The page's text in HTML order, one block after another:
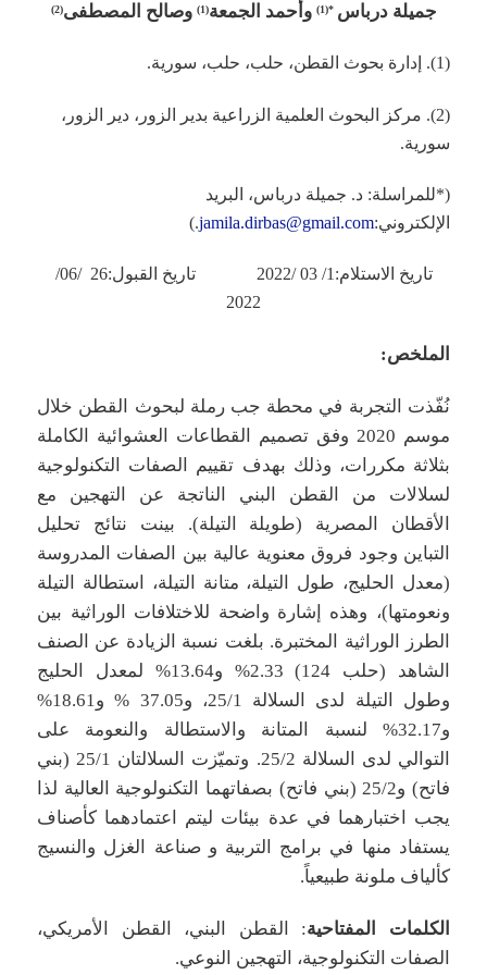
جميلة درباس *(1) وأحمد الجمعة(1) وصالح المصطفى(2)
(1). إدارة بحوث القطن، حلب، حلب، سورية.
(2). مركز البحوث العلمية الزراعية بدير الزور، دير الزور،
سورية.
(*للمراسلة: د. جميلة درباس، البريد
الإلكتروني:jamila.dirbas@gmail.com
.)
تاريخ الاستلام:1/ 03 /2022 تاريخ القبول:26 /06/
2022
الملخص:
نُفّذت التجربة في محطة جب رملة لبحوث القطن خلال
موسم 2020 وفق تصميم القطاعات العشوائية الكاملة
بثلاثة مكررات، وذلك بهدف تقييم الصفات التكنولوجية
لسلالات من القطن البني الناتجة عن التهجين مع
الأقطان المصرية (طويلة التيلة). بينت نتائج تحليل
التباين وجود فروق معنوية عالية بين الصفات المدروسة
(معدل الحليج، طول التيلة، متانة التيلة، استطالة التيلة
ونعومتها)، وهذه إشارة واضحة للاختلافات الوراثية بين
الطرز الوراثية المختبرة. بلغت نسبة الزيادة عن الصنف
الشاهد (حلب 124) 2.33% و13.64% لمعدل الحليج
وطول التيلة لدى السلالة 25/1، و37.05 % و18.61%
و32.17% لنسبة المتانة والاستطالة والنعومة على
التوالي لدى السلالة 25/2. وتميّزت السلالتان 25/1 (بني
فاتح) و25/2 (بني فاتح) بصفاتهما التكنولوجية العالية لذا
يجب اختبارهما في عدة بيئات ليتم اعتمادهما كأصناف
يستفاد منها في برامج التربية و صناعة الغزل والنسيج
كألياف ملونة طبيعياً.
الكلمات المفتاحية: القطن البني، القطن الأمريكي،
الصفات التكنولوجية، التهجين النوعي.